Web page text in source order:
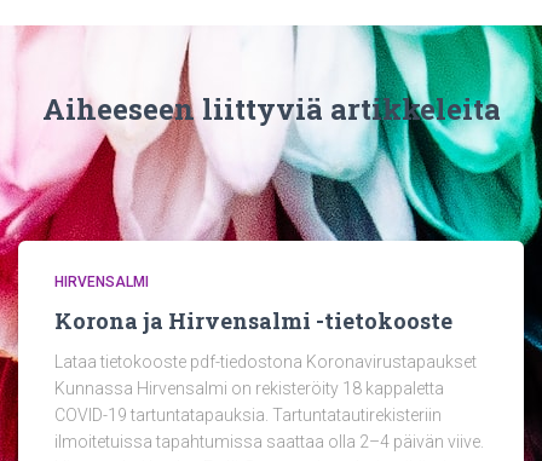
Aiheeseen liittyviä artikkeleita
HIRVENSALMI
Korona ja Hirvensalmi -tietokooste
Lataa tietokooste pdf-tiedostona Koronavirustapaukset
Kunnassa Hirvensalmi on rekisteröity 18 kappaletta
COVID-19 tartuntatapauksia. Tartuntatautirekisteriin
ilmoitetuissa tapahtumissa saattaa olla 2–4 päivän viive.